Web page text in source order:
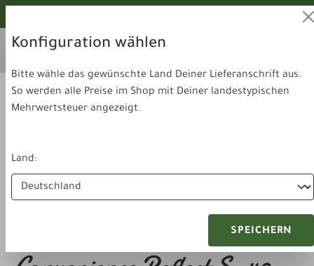
Ihr aktuelles Lieferland:
Konfiguration wählen
Bitte wähle das gewünschte Land Deiner Lieferanschrift aus.
So werden alle Preise im Shop mit Deiner landestypischen
Mehrwertsteuer angezeigt.
Land:
SPEICHERN